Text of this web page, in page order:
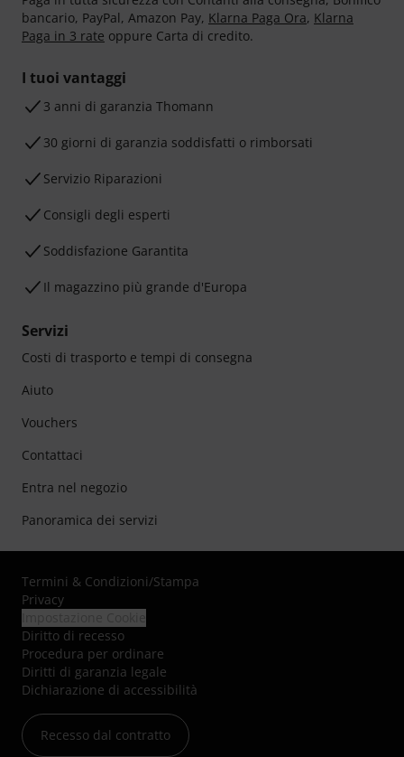
bancario, PayPal, Amazon Pay, Klarna Paga Ora, Klarna
Paga in 3 rate oppure Carta di credito.
I tuoi vantaggi
3 anni di garanzia Thomann
30 giorni di garanzia soddisfatti o rimborsati
Servizio Riparazioni
Consigli degli esperti
Soddisfazione Garantita
Il magazzino più grande d'Europa
Servizi
Costi di trasporto e tempi di consegna
Aiuto
Vouchers
Contattaci
Entra nel negozio
Panoramica dei servizi
Termini & Condizioni/Stampa
Privacy
Diritto di recesso
Procedura per ordinare
Diritti di garanzia legale
Dichiarazione di accessibilità
Recesso dal contratto